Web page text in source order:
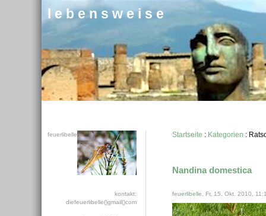
l e b e n s w e i s e
Startseite : Kategorien :
Nandina domestica
feuerlibelle , Fr, 15. Okt. 2010,
feuerlibelle
kontakt:
diefeuerlibelle()gmail()com